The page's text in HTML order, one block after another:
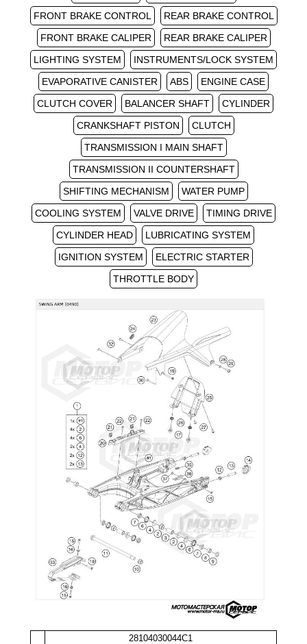
FRONT BRAKE CONTROL
REAR BRAKE CONTROL
FRONT BRAKE CALIPER
REAR BRAKE CALIPER
LIGHTING SYSTEM
INSTRUMENTS/LOCK SYSTEM
EVAPORATIVE CANISTER
ABS
ENGINE CASE
CLUTCH COVER
BALANCER SHAFT
CYLINDER
CRANKSHAFT PISTON
CLUTCH
TRANSMISSION I MAIN SHAFT
TRANSMISSION II COUNTERSHAFT
SHIFTING MECHANISM
WATER PUMP
COOLING SYSTEM
VALVE DRIVE
TIMING DRIVE
CYLINDER HEAD
LUBRICATING SYSTEM
IGNITION SYSTEM
ELECTRIC STARTER
THROTTLE BODY
28104030044C1